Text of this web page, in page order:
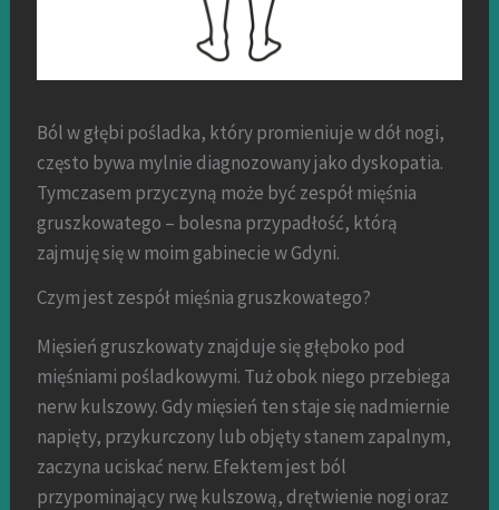
Ból w głębi pośladka, który promieniuje w dół nogi,
często bywa mylnie diagnozowany jako dyskopatia.
Tymczasem przyczyną może być zespół mięśnia
gruszkowatego – bolesna przypadłość, którą
zajmuję się w moim gabinecie w Gdyni.
Czym jest zespół mięśnia gruszkowatego?
Mięsień gruszkowaty znajduje się głęboko pod
mięśniami pośladkowymi. Tuż obok niego przebiega
nerw kulszowy. Gdy mięsień ten staje się nadmiernie
napięty, przykurczony lub objęty stanem zapalnym,
zaczyna uciskać nerw. Efektem jest ból
przypominający rwę kulszową, drętwienie nogi oraz